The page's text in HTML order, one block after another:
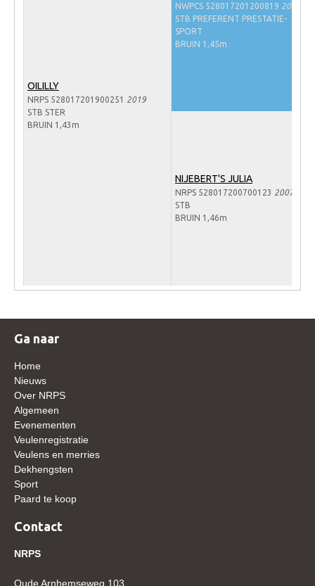
Informatie aan je paard of pony toevoegen
AANMELDEN HENGSTENKEURING ONDER HET
ZADEL 2026
Verrichtingsonderzoek NRPS
OILILLY
NRPS 528017201900251 2019
STB STER
BRUIN 1,43m
NWPCS 528017201200819 2012
STB PREFERENT PRESTATIE-
SPORT
BRUIN 1,45m
NIJEBERT'S JULIA
NRPS 528017200700123 2007
STB
BRUIN 1,46m
Ga naar
Home
Nieuws
Over NRPS
Algemeen
Evenementen
Veulenregistratie
Veulens en merries
Dekhengsten
Sport
Paard te koop
Contact
NRPS
Oude Arnhemseweg 103